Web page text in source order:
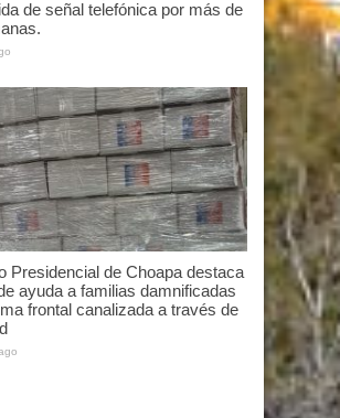
de señal telefónica por más de
Presidencial de Choapa destaca
ayuda a familias damnificadas
frontal canalizada a través de